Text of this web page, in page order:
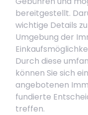
bereitgestellt.
wichtige Details
Umgebung der
Durch diese
können Sie sich
angebotenen
fundierte
treffen.